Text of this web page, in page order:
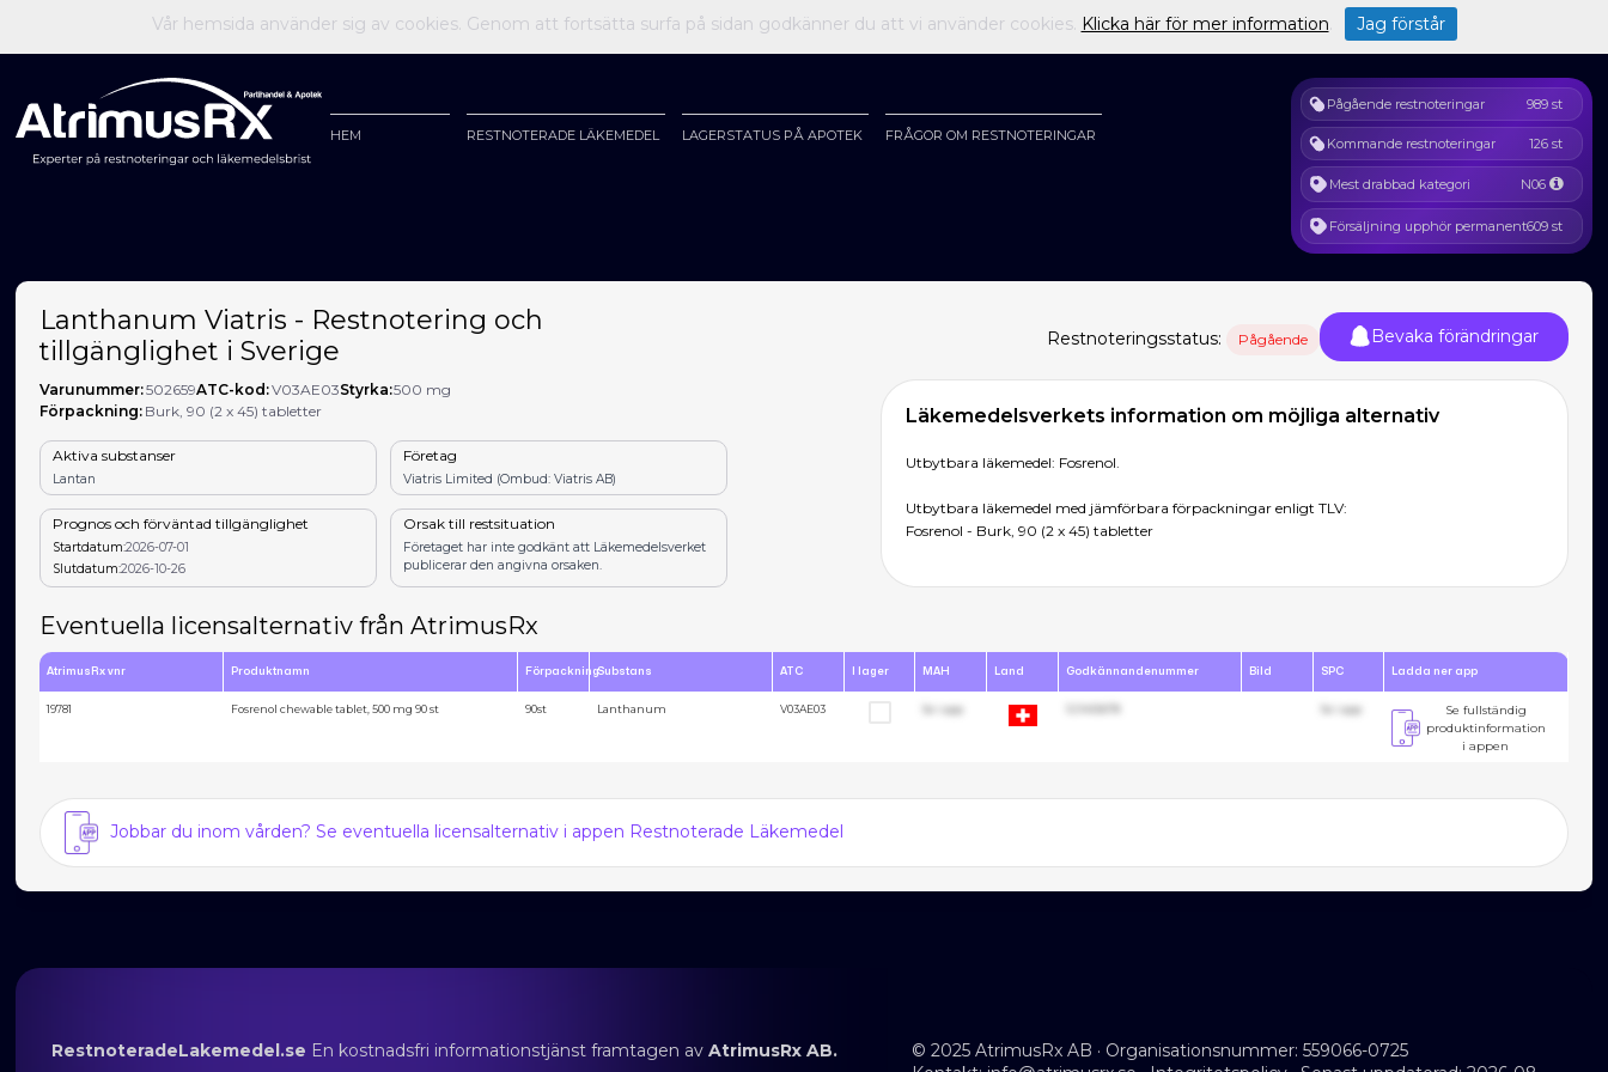
HEM RESTNOTERADE LÄKEMEDEL LAGERSTATUS PÅ APOTEK FRÅGOR OM RESTNOTERINGAR
Pågående restnoteringar 989 st
Kommande restnoteringar 126 st
Mest drabbad kategori N06
Försäljning upphör permanent609 st
Lanthanum Viatris - Restnotering och
tillgänglighet i Sverige
Restnoteringsstatus: Pågående Bevaka förändringar
Varunummer:502659ATC-kod:V03AE03Styrka:500 mg
Förpackning: Burk, 90 (2 x 45) tabletter
Aktiva substanser
Lantan
Företag
Viatris Limited (Ombud: Viatris AB)
Prognos och förväntad tillgänglighet
Startdatum:2026-07-01
Slutdatum:2026-10-26
Orsak till restsituation
Företaget har inte godkänt att Läkemedelsverket
publicerar den angivna orsaken.
Läkemedelsverkets information om möjliga alternativ
Utbytbara läkemedel: Fosrenol.
Utbytbara läkemedel med jämförbara förpackningar enligt TLV:
Fosrenol - Burk, 90 (2 x 45) tabletter
Eventuella licensalternativ från AtrimusRx
AtrimusRx vnr Produktnamn FörpackningSubstans ATC I lager MAH Land Godkännandenummer Bild SPC Ladda ner app
19781 Fosrenol chewable tablet, 500 mg 90 st 90st Lanthanum V03AE03 Se i app Se i app
Se fullständig
produktinformation
i appen
Jobbar du inom vården? Se eventuella licensalternativ i appen Restnoterade Läkemedel
RestnoteradeLakemedel.se En kostnadsfri informationstjänst framtagen avAtrimusRx AB.
© 2025 AtrimusRx AB · Organisationsnummer: 559066-0725
Vår hemsida använder sig av cookies. Genom att fortsätta surfa på sidan godkänner du att vi använder cookies. Klicka här för mer information. Jag förstår